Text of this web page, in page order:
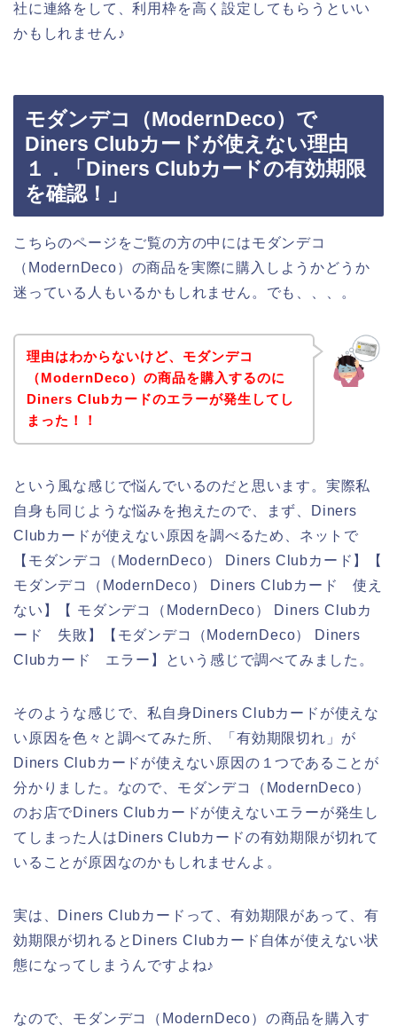
社に連絡をして、利用枠を高く設定してもらうといい
かもしれません♪
モダンデコ（ModernDeco）で
Diners Clubカードが使えない理由
１．「Diners Clubカードの有効期限
を確認！」
こちらのページをご覧の方の中にはモダンデコ
（ModernDeco）の商品を実際に購入しようかどうか
迷っている人もいるかもしれません。でも、、、。
理由はわからないけど、モダンデコ
（ModernDeco）の商品を購入するのに
Diners Clubカードのエラーが発生してし
まった！！
という風な感じで悩んでいるのだと思います。実際私
自身も同じような悩みを抱えたので、まず、Diners
Clubカードが使えない原因を調べるため、ネットで
【モダンデコ（ModernDeco） Diners Clubカード】【
モダンデコ（ModernDeco） Diners Clubカード 使え
ない】【 モダンデコ（ModernDeco） Diners Clubカ
ード 失敗】【モダンデコ（ModernDeco） Diners
Clubカード エラー】という感じで調べてみました。
そのような感じで、私自身Diners Clubカードが使えな
い原因を色々と調べてみた所、「有効期限切れ」が
Diners Clubカードが使えない原因の１つであることが
分かりました。なので、モダンデコ（ModernDeco）
のお店でDiners Clubカードが使えないエラーが発生し
てしまった人はDiners Clubカードの有効期限が切れて
いることが原因なのかもしれませんよ。
実は、Diners Clubカードって、有効期限があって、有
効期限が切れるとDiners Clubカード自体が使えない状
態になってしまうんですよね♪
なので、モダンデコ（ModernDeco）の商品を購入す